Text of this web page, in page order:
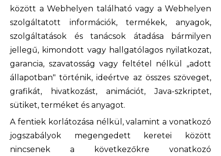
között a Webhelyen található vagy a Webhelyen
szolgáltatott információk, termékek, anyagok,
szolgáltatások és tanácsok átadása bármilyen
jellegű, kimondott vagy hallgatólagos nyilatkozat,
garancia, szavatosság vagy feltétel nélkül „adott
állapotban" történik, ideértve az összes szöveget,
grafikát, hivatkozást, animációt, Java-szkriptet,
sütiket, terméket és anyagot.
A fentiek korlátozása nélkül, valamint a vonatkozó
jogszabályok megengedett keretei között
nincsenek a következőkre vonatkozó